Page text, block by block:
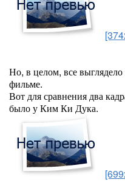
Но, в целом, все выглядело
фильме.
Вот для сравнения два
было у Ким Ки Дука.